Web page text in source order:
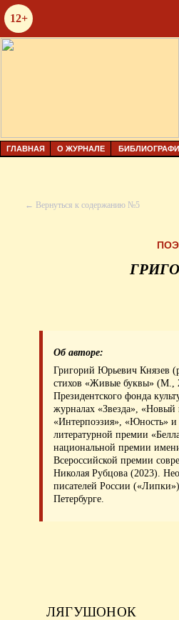
12+
ГЛАВНАЯ О ЖУРНАЛЕ
← Вернуться к содержанию №5
Об авторе:
Григорий Юрьевич Князев
стихов «Живые буквы» (М.,
Президентского фонда
журналах «Звезда»,
«Интерпоэзия», «Юность» и
литературной премии
национальной премии
Всероссийской премии
Николая Рубцова (2023).
писателей России
Петербурге.
ЛЯГУШОНОК